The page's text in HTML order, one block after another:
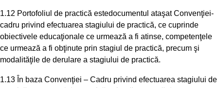
1.12 Portofoliul de practică estedocumentul ataşat Convenţiei-
cadru privind efectuarea stagiului de practică, ce cuprinde
obiectivele educaţionale ce urmează a fi atinse, competenţele
ce urmează a fi obţinute prin stagiul de practică, precum şi
modalităţile de derulare a stagiului de practică.
1.13 În baza Convenţiei – Cadru privind efectuarea stagiului de